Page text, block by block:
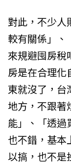
對此，不少人
較有關係」、
來規避囤房稅
房是在合理化
東就沒了，台
地方，不跟著
能」、「透過
也不錯，基本
以搞，也不是